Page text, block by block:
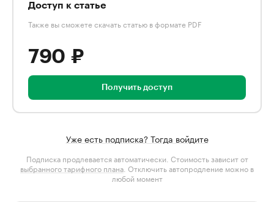
Доступ к статье
Также вы сможете скачать статью в формате PDF
790 ₽
Получить доступ
Уже есть подписка? Тогда войдите
Подписка продлевается автоматически. Стоимость зависит от
выбранного тарифного плана . Отключить автопродление можно в
любой момент